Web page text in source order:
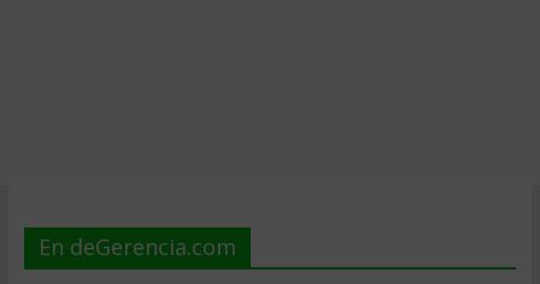
En deGerencia.com